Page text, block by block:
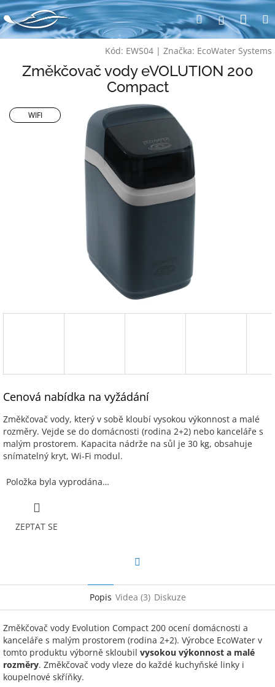
Přejít
na
obsah
Hledat
Kód: EWS04 | Značka: EcoWater Systems
Změkčovač vody eVOLUTION 200
Compact
WIFI
Cenová nabídka na vyžádání
Změkčovač vody, který v sobě kloubí vysokou výkonnost a malé
rozměry. Vejde se do domácnosti (rodina 2+2) nebo kanceláře s
malým prostorem. Kapacita nádrže na sůl je 30 kg, obsahuje
snímatelný kryt, Wi-Fi modul.
Položka byla vyprodána…
ZEPTAT SE
Popis Videa (3) Diskuze
Změkčovač vody Evolution Compact 200 ocení domácnosti a
kanceláře s malým prostorem (rodina 2+2). Výrobce EcoWater v
tomto produktu výborně skloubil vysokou výkonnost a malé
rozměry. Změkčovač vody vleze do každé kuchyňské linky i
koupelnové skříňky.